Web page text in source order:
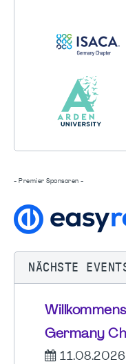
- Premier Sponsoren -
NÄCHSTE
Germany